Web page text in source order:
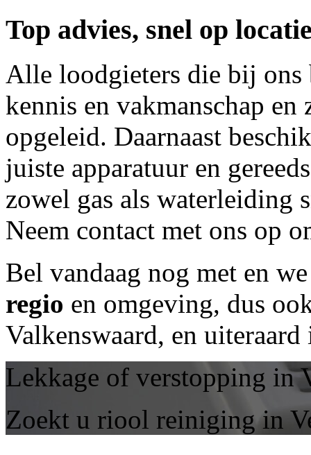
Top advies, snel op
Alle loodgieters die bij
kennis en vakmanschap
opgeleid. Daarnaast
juiste apparatuur en
zowel gas als waterleiding
Neem contact met ons op
Bel vandaag nog met en
regio en omgeving, dus
Valkenswaard, en
Lekkage of verstopping in
Zoekt u riool reiniging in